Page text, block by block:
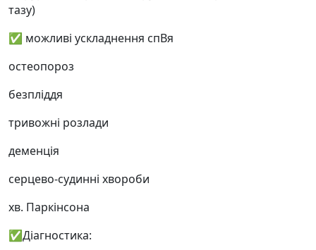
тазу)
✅ можливі ускладнення спВя
остеопороз
безпліддя
тривожні розлади
деменція
серцево-судинні хвороби
хв. Паркінсона
✅Діагностика: